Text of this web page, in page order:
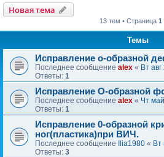
Новая тема
13 тем • Страница 1
Темы
Исправление о-образной
Последнее сообщение alex « Вт
Ответы: 1
Исправление О-образной
Последнее сообщение alex « Чт
Ответы: 1
Исправление 0-образной
ног(пластика)при ВИЧ.
Последнее сообщение Ilia1980 « Вт
Ответы: 3